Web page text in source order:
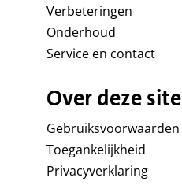
Verbeteringen
Onderhoud
Service en contact
Over deze site
Gebruiksvoorwaarden
Toegankelijkheid
Privacyverklaring